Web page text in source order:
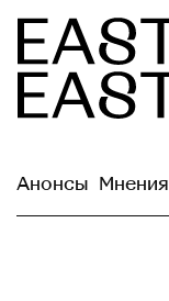
Анонсы Мнения